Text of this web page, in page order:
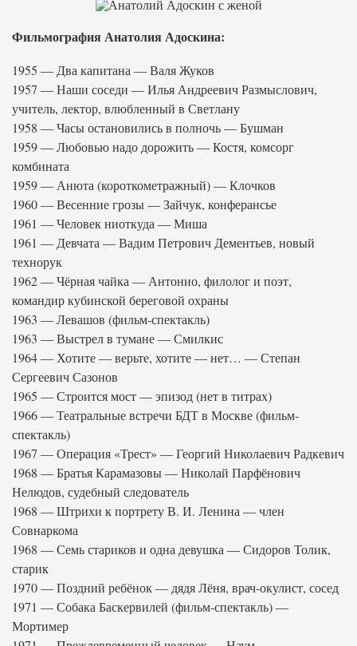
Фильмография Анатолия Адоскина:
1955 — Два капитана — Валя Жуков
1957 — Наши соседи — Илья Андреевич Размыслович,
учитель, лектор, влюбленный в Светлану
1958 — Часы остановились в полночь — Бушман
1959 — Любовью надо дорожить — Костя, комсорг
комбината
1959 — Анюта (короткометражный) — Клочков
1960 — Весенние грозы — Зайчук, конферансье
1961 — Человек ниоткуда — Миша
1961 — Девчата — Вадим Петрович Дементьев, новый
технорук
1962 — Чёрная чайка — Антонио, филолог и поэт,
командир кубинской береговой охраны
1963 — Левашов (фильм-спектакль)
1963 — Выстрел в тумане — Смилкис
1964 — Хотите — верьте, хотите — нет… — Степан
Сергеевич Сазонов
1965 — Строится мост — эпизод (нет в титрах)
1966 — Театральные встречи БДТ в Москве (фильм-
спектакль)
1967 — Операция «Трест» — Георгий Николаевич Радкевич
1968 — Братья Карамазовы — Николай Парфёнович
Нелюдов, судебный следователь
1968 — Штрихи к портрету В. И. Ленина — член
Совнаркома
1968 — Семь стариков и одна девушка — Сидоров Толик,
старик
1970 — Поздний ребёнок — дядя Лёня, врач-окулист, сосед
1971 — Собака Баскервилей (фильм-спектакль) —
Мортимер